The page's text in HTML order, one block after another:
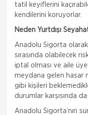
tatil keyiflerini
kendilerini koruyorlar.
Neden Yurtdışı
Anadolu Sigorta
sırasında olabilecek
iptal olması ve aile
meydana gelen hasar
gibi kişileri
durumlar karşısında
Anadolu Sigorta’nın